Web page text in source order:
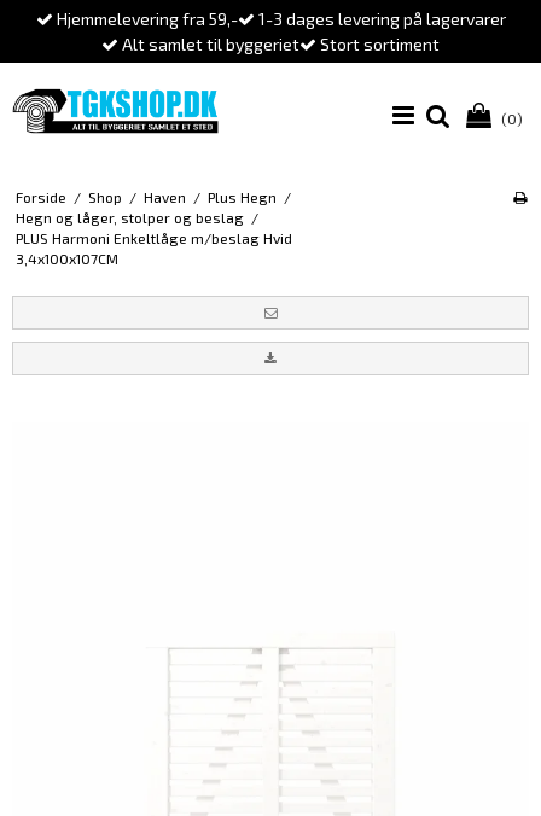
Hjemmelevering fra 59,-
1-3 dages levering på lagervarer
Alt samlet til byggeriet
Stort sortiment
(0)
Forside / Shop / Haven / Plus Hegn /
Hegn og låger, stolper og beslag /
PLUS Harmoni Enkeltlåge m/beslag Hvid
3,4x100x107CM